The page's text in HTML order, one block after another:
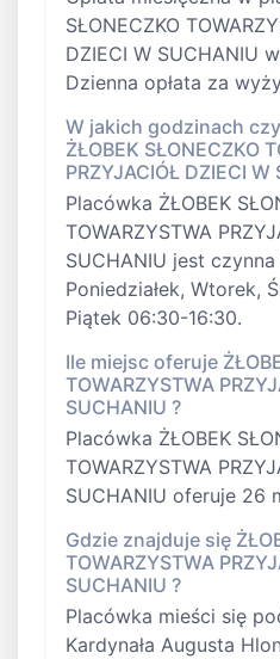
SŁONECZKO
DZIECI W SUCHANIU
Dzienna opłata za
W jakich godzinach
ŻŁOBEK SŁONECZKO
PRZYJACIÓŁ DZIECI W
Placówka ŻŁOBEK
TOWARZYSTWA
SUCHANIU jest
Poniedziałek, Wtorek,
Piątek 06:30-16:30.
Ile miejsc oferuje
TOWARZYSTWA
SUCHANIU ?
Placówka ŻŁOBEK
TOWARZYSTWA
SUCHANIU oferuje 26
Gdzie znajduje się
TOWARZYSTWA
SUCHANIU ?
Placówka mieści się
Kardynała Augusta